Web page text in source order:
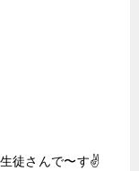
徒さんで〜す✌️